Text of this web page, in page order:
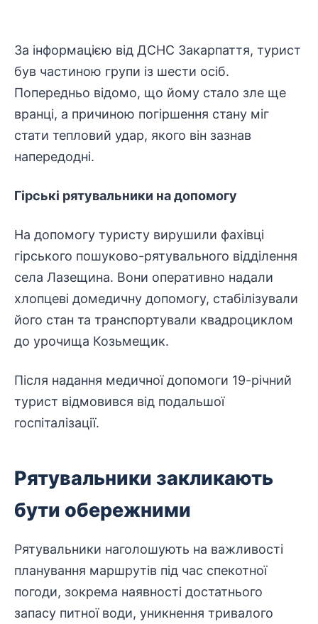
За інформацією від ДСНС Закарпаття, турист
був частиною групи із шести осіб.
Попередньо відомо, що йому стало зле ще
вранці, а причиною погіршення стану міг
стати тепловий удар, якого він зазнав
напередодні.
Гірські рятувальники на допомогу
На допомогу туристу вирушили фахівці
гірського пошуково-рятувального відділення
села Лазещина. Вони оперативно надали
хлопцеві домедичну допомогу, стабілізували
його стан та транспортували квадроциклом
до урочища Козьмещик.
Після надання медичної допомоги 19-річний
турист відмовився від подальшої
госпіталізації.
Рятувальники закликають
бути обережними
Рятувальники наголошують на важливості
планування маршрутів під час спекотної
погоди, зокрема наявності достатнього
запасу питної води, уникнення тривалого